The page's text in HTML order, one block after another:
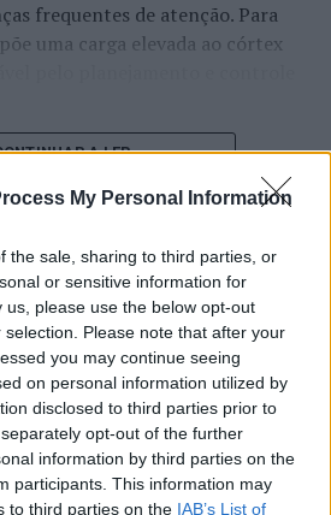
My Personal Information
the sale, sharing to third parties, or
or sensitive information for
please use the below opt-out
Please note that after your
you may continue seeing
on personal information utilized by
disclosed to third parties prior to
opt-out of the further
information by third parties on the
participants. This information may
to third parties on the IAB’s List of
frequentes de atenção. Para
uma carga elevada ao córtex
plataformas digitais também
o sistema de recompensa do
a fadiga mental, a dificuldade de
ativas na memória e
de sobrecarga, enquanto o stress
os níveis de cortisol e
cognitivo.
Rodrigues ressalta que não há
digital provoque mudanças
A adaptação observada,
da neuroplasticidade, processo
A LER
Open 2026”
ATP com
Luca Van Assche
on 07/08/2026